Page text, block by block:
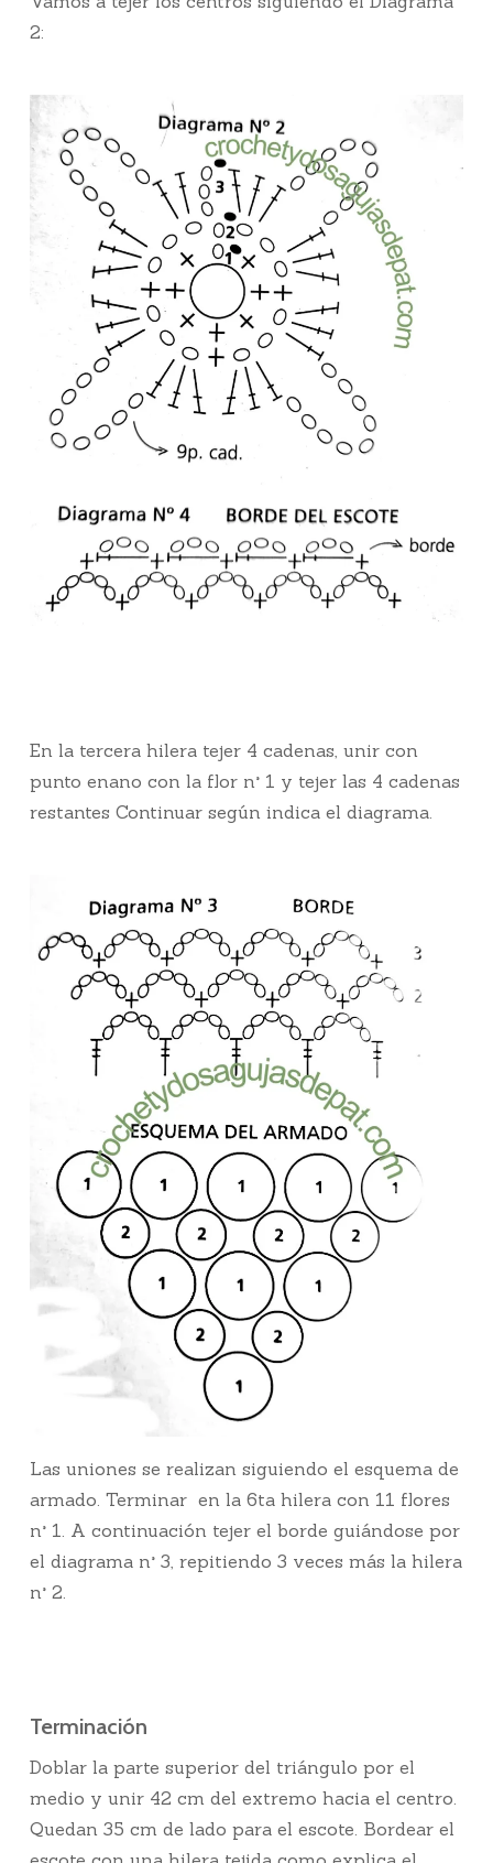
2:
En la tercera hilera tejer 4 cadenas, unir con
punto enano con la flor n° 1 y tejer las 4 cadenas
restantes Continuar según indica el diagrama.
Las uniones se realizan siguiendo el esquema de
armado. Terminar en la 6ta hilera con 11 flores
n° 1. A continuación tejer el borde guiándose por
el diagrama n° 3, repitiendo 3 veces más la hilera
n° 2.
Terminación
Doblar la parte superior del triángulo por el
medio y unir 42 cm del extremo hacia el centro.
Quedan 35 cm de lado para el escote. Bordear el